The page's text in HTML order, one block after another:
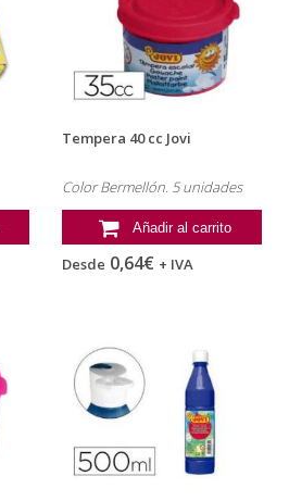
Tempera 40 cc Jovi
Color Bermellón. 5 unidades
Añadir al carrito
Desde 0,64€ + IVA